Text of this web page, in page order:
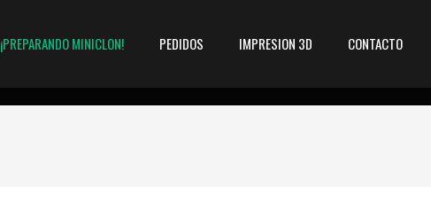
¡PREPARANDO MINICLON! PEDIDOS IMPRESION 3D CONTACTO